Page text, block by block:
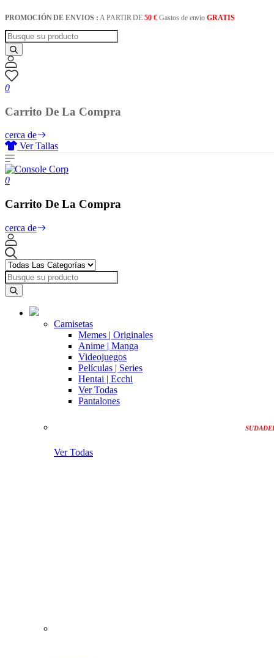
PROMOCIÓN DE ENVIOS : A PARTIR DE50 € Gastos de envioGRATIS
0
Carrito De La Compra
cerca de
Ver Tallas
0
Carrito De La Compra
cerca de
Camisetas
Memes | Originales
Anime | Manga
Videojuegos
Películas | Series
Hentai | Ecchi
Ver Todas
Pantalones
Ver Todas